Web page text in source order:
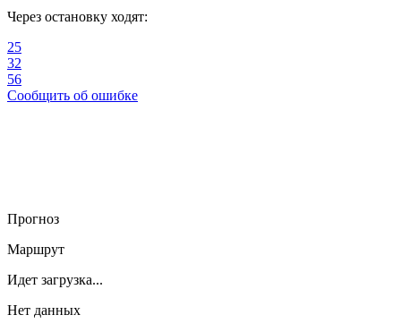
Через остановку ходят:
25
32
56
Сообщить об ошибке
Прогноз
Маршрут
Идет загрузка...
Нет данных